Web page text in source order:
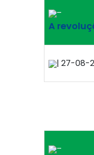
–
A
| 27-08-
–